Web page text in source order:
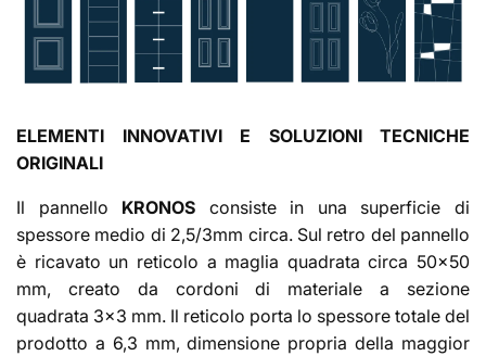
ELEMENTI INNOVATIVI E SOLUZIONI TECNICHE
ORIGINALI
Il pannello KRONOS consiste in una superficie di
spessore medio di 2,5/3mm circa. Sul retro del pannello
è ricavato un reticolo a maglia quadrata circa 50x50
mm, creato da cordoni di materiale a sezione
quadrata 3x3 mm. Il reticolo porta lo spessore totale del
prodotto a 6,3 mm, dimensione propria della maggior